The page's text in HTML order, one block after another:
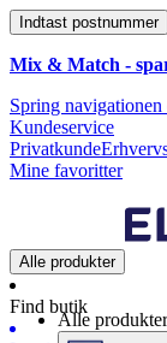
Indtast postnummer
Mix & Match -
Spring navigationen
Kundeservice
Privatkunde
Mine favoritter
Alle produkter
Find butik
Alle produkter